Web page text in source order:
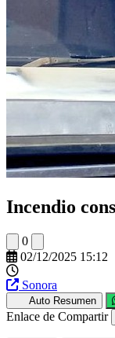
Incendio
0
02/12/2025 15:12
Sonora
Auto Resumen
Enlace de Compartir